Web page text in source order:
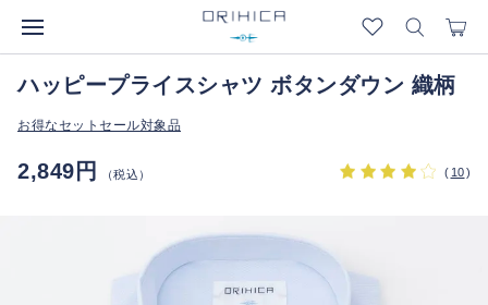
ハッピープライスシャツ ボタンダウン 織柄
お得なセットセール対象品
2,849円 （税込） ( 10)